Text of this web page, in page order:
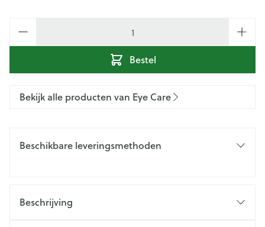
Bestel
Bekijk alle producten van Eye Care
Beschikbare leveringsmethoden
Beschrijving